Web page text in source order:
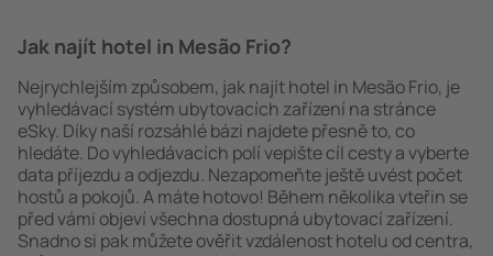
Jak najít hotel in Mesão Frio?
Nejrychlejším způsobem, jak najít hotel in Mesão Frio, je
vyhledávací systém ubytovacích zařízení na stránce
eSky. Díky naší rozsáhlé bázi najdete přesně to, co
hledáte. Do vyhledávacích polí vepište cíl cesty a vyberte
data příjezdu a odjezdu. Nezapomeňte ještě uvést počet
hostů a pokojů. A máte hotovo! Během několika vteřin se
před vámi objeví všechna dostupná ubytovací zařízení.
Snadno si pak můžete ověřit vzdálenost hotelu od centra,